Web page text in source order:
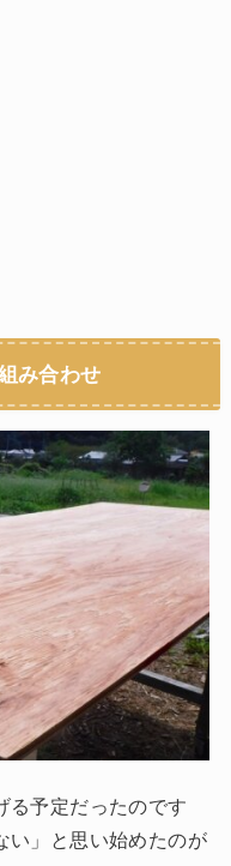
み合わせ
る予定だったのです
い」と思い始めたのが